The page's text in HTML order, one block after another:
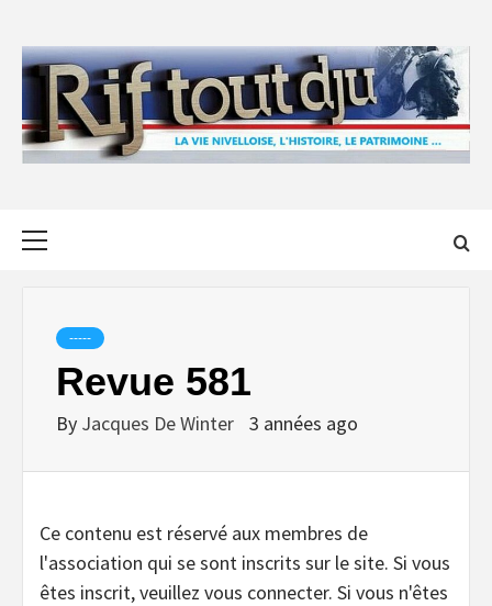
content
-----
Revue 581
By Jacques De Winter 3 années ago
Ce contenu est réservé aux membres de
l'association qui se sont inscrits sur le site. Si vous
êtes inscrit, veuillez vous connecter. Si vous n'êtes